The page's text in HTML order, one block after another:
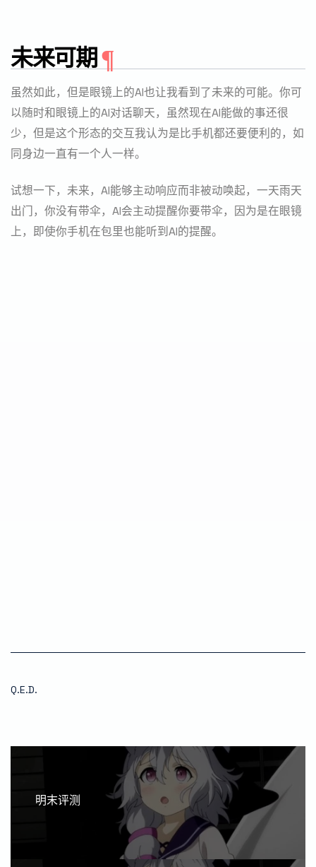
未来可期
虽然如此，但是眼镜上的AI也让我看到了未来的可能。你可
以随时和眼镜上的AI对话聊天，虽然现在AI能做的事还很
少，但是这个形态的交互我认为是比手机都还要便利的，如
同身边一直有一个人一样。
试想一下，未来，AI能够主动响应而非被动唤起，一天雨天
出门，你没有带伞，AI会主动提醒你要带伞，因为是在眼镜
上，即使你手机在包里也能听到AI的提醒。
Q.E.D.
明末评测